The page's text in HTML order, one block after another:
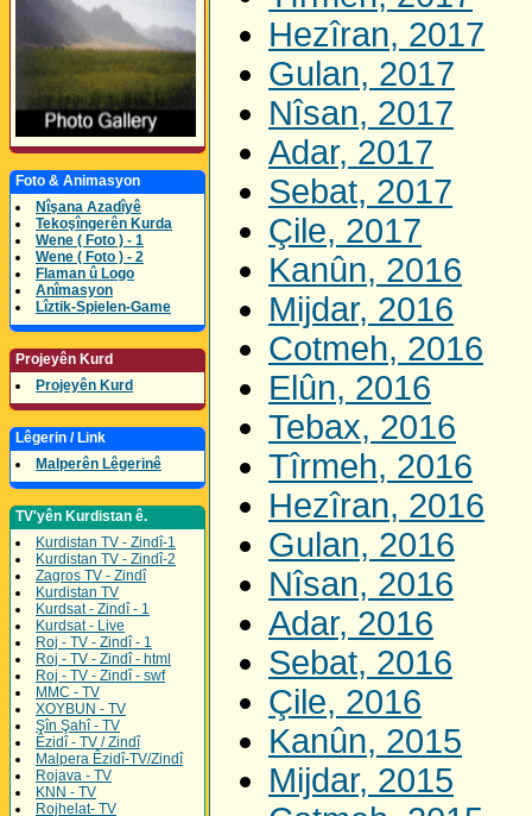
Foto & Animasyon
Nîşana Azadîyê
Tekoşîngerên Kurda
Wene ( Foto ) - 1
Wene ( Foto ) - 2
Flaman û Logo
Anîmasyon
Lîztik-Spielen-Game
Projeyên Kurd
Projeyên Kurd
Lêgerin / Link
Malperên Lêgerinê
TV'yên Kurdistan ê.
Kurdistan TV - Zindî-1
Kurdistan TV - Zindî-2
Zagros TV - Zindî
Kurdistan TV
Kurdsat - Zindî - 1
Kurdsat - Live
Roj - TV - Zindî - 1
Roj - TV - Zindî - html
Roj - TV - Zindî - swf
MMC - TV
XOYBUN - TV
Şîn Şahî - TV
Êzidî - TV / Zindî
Malpera Êzidî-TV/Zindî
Rojava - TV
KNN - TV
Rojhelat- TV
Hezîran, 2017
Gulan, 2017
Nîsan, 2017
Adar, 2017
Sebat, 2017
Çile, 2017
Kanûn, 2016
Mijdar, 2016
Cotmeh, 2016
Elûn, 2016
Tebax, 2016
Tîrmeh, 2016
Hezîran, 2016
Gulan, 2016
Nîsan, 2016
Adar, 2016
Sebat, 2016
Çile, 2016
Kanûn, 2015
Mijdar, 2015